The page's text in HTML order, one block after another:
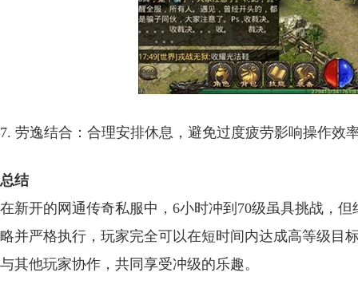
7. 劳逸结合：合理安排休息，避免过度疲劳影响操作效
总结
在新开的网通传奇私服中，6小时冲到70级虽具挑战，
略并严格执行，玩家完全可以在短时间内达成高等级目
与其他玩家协作，共同享受冲级的乐趣。